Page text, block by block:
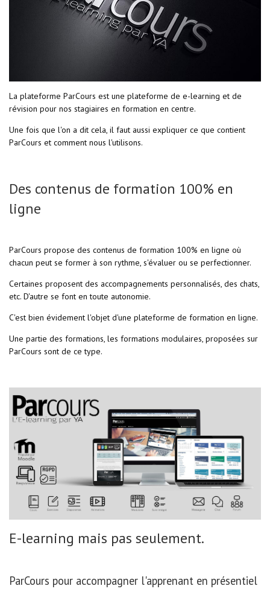
La plateforme ParCours est une plateforme de e-learning et de
révision pour nos stagiaires en formation en centre.
Une fois que l'on a dit cela, il faut aussi expliquer ce que contient
ParCours et comment nous l'utilisons.
Des contenus de formation 100% en
ligne
ParCours propose des contenus de formation 100% en ligne où
chacun peut se former à son rythme, s'évaluer ou se perfectionner.
Certaines proposent des accompagnements personnalisés, des chats,
etc. D'autre se font en toute autonomie.
C'est bien évidement l'objet d'une plateforme de formation en ligne.
Une partie des formations, les formations modulaires, proposées sur
ParCours sont de ce type.
E-learning mais pas seulement.
ParCours pour accompagner l'apprenant en présentiel